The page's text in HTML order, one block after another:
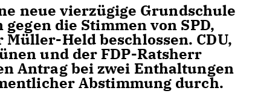
neue vierzügige Grundschule
die Stimmen von SPD,
Held beschlossen. CDU,
und der FDP-Ratsherr
Antrag bei zwei Enthaltungen
Abstimmung durch.